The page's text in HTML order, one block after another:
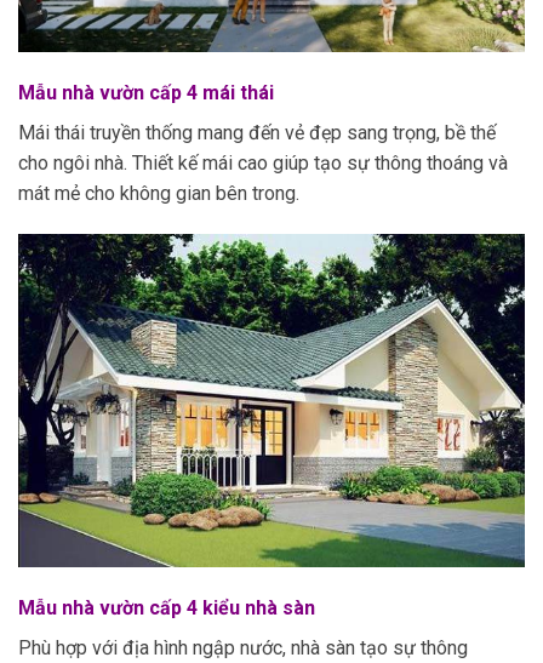
Mẫu nhà vườn cấp 4 mái thái
Mái thái truyền thống mang đến vẻ đẹp sang trọng, bề thế
cho ngôi nhà. Thiết kế mái cao giúp tạo sự thông thoáng và
mát mẻ cho không gian bên trong.
Mẫu nhà vườn cấp 4 kiểu nhà sàn
Phù hợp với địa hình ngập nước, nhà sàn tạo sự thông